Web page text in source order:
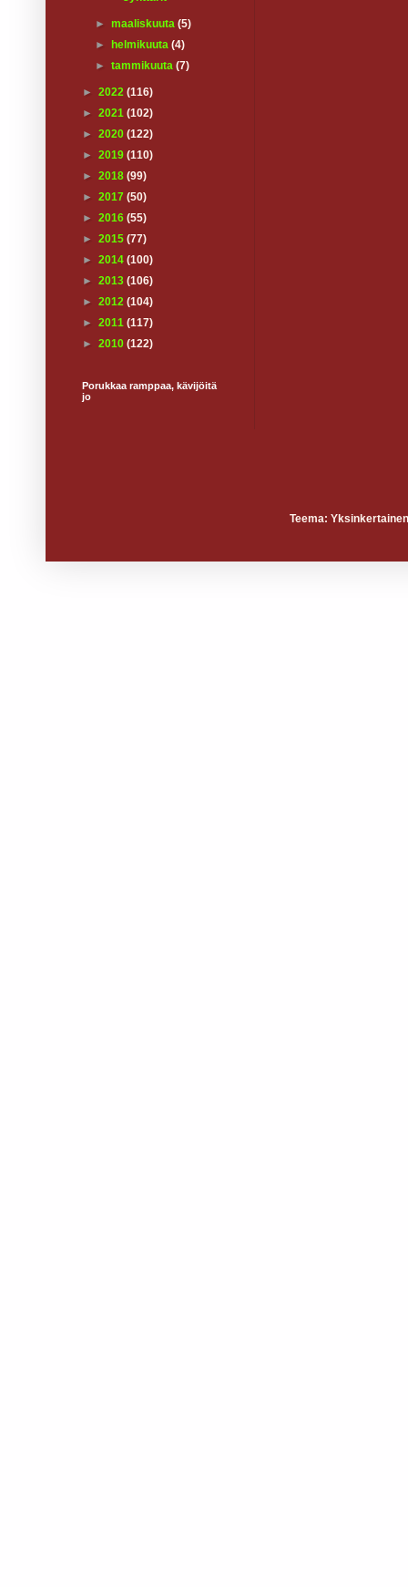
►maaliskuuta(5)
►
helmikuuta(4)
►tammikuuta(7)
► 2022 (116)
► 2021 (102)
► 2020 (122)
► 2019 (110)
► 2018 (99)
► 2017 (50)
► 2016 (55)
► 2015 (77)
► 2014 (100)
► 2013 (106)
► 2012 (104)
► 2011 (117)
► 2010 (122)
Porukkaa ramppaa, kävijöitä
jo
Teema: